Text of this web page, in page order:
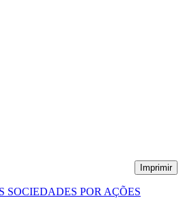
Imprimir
SOCIEDADES POR AÇÕES